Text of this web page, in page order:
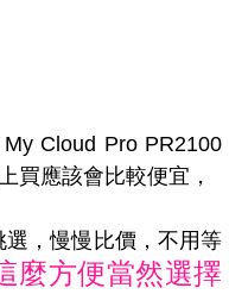
Cloud Pro PR2100
買應該會比較便宜，
，慢慢比價，不用等
麼方便當然選擇